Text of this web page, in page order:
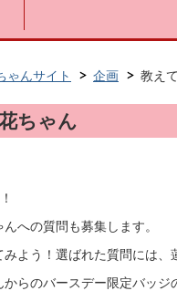
ゃんサイト 企画 教え
ちゃん
への質問も募集します。
よう！選ばれた質問には、
らのバースデー限定バッジ